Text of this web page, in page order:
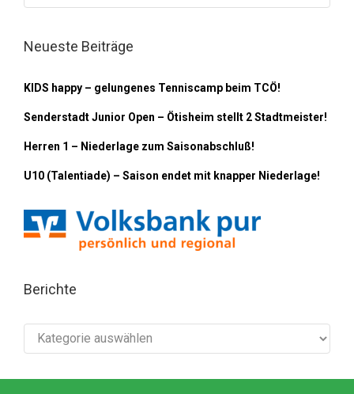
Neueste Beiträge
KIDS happy – gelungenes Tenniscamp beim TCÖ!
Senderstadt Junior Open – Ötisheim stellt 2 Stadtmeister!
Herren 1 – Niederlage zum Saisonabschluß!
U10 (Talentiade) – Saison endet mit knapper Niederlage!
Berichte
Berichte